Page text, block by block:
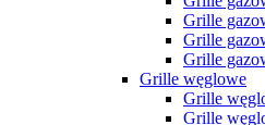
Grille
Grille
Grille
Grille węglowe
Grille
Grille